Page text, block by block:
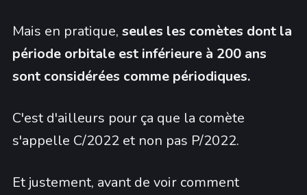
Mais en pratique, seules les comètes dont la
période orbitale est inférieure à 200 ans
sont considérées comme périodiques.
C'est d'ailleurs pour ça que la comète
s'appelle C/2022 et non pas P/2022.
Et justement, avant de voir comment